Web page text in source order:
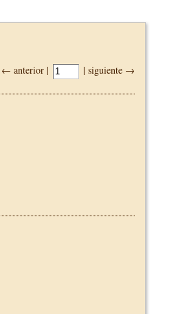
← anterior | | siguiente →